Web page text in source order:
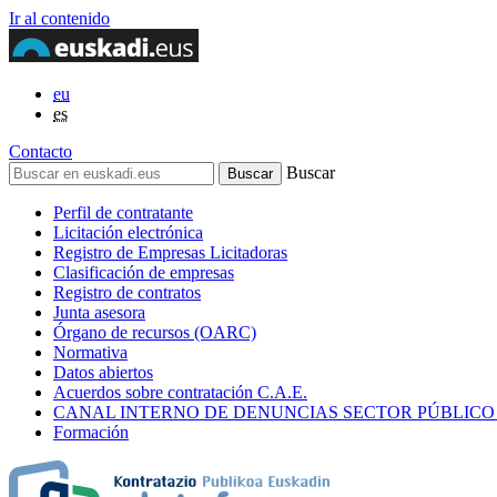
Ir al contenido
eu
es
Contacto
Buscar
Perfil de contratante
Licitación electrónica
Registro de Empresas Licitadoras
Clasificación de empresas
Registro de contratos
Junta asesora
Órgano de recursos (OARC)
Normativa
Datos abiertos
Acuerdos sobre contratación C.A.E.
CANAL INTERNO DE DENUNCIAS SECTOR
Formación